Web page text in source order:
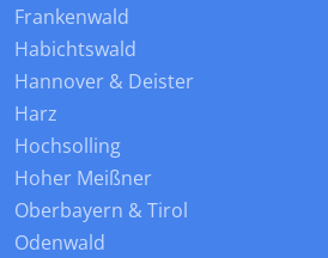
Frankenwald
Habichtswald
Hannover & Deister
Harz
Hochsolling
Hoher Meißner
Oberbayern & Tirol
Odenwald